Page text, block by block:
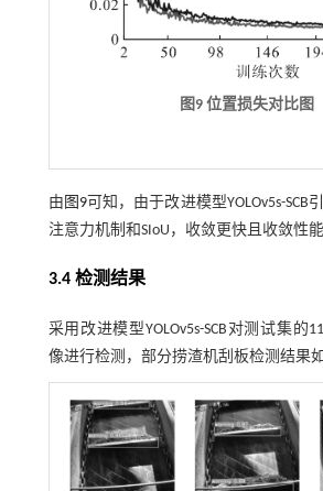
图9 位置损失对比图
由 图9可知，由于改进模型YOLOv5s-SCB
注意力机制和SIoU，收敛更快且收敛性能
3.4 检测结果
采用改进模型YOLOv5s-SCB对测试集的
像进行检测，部分捞渣机刮板检测结果如